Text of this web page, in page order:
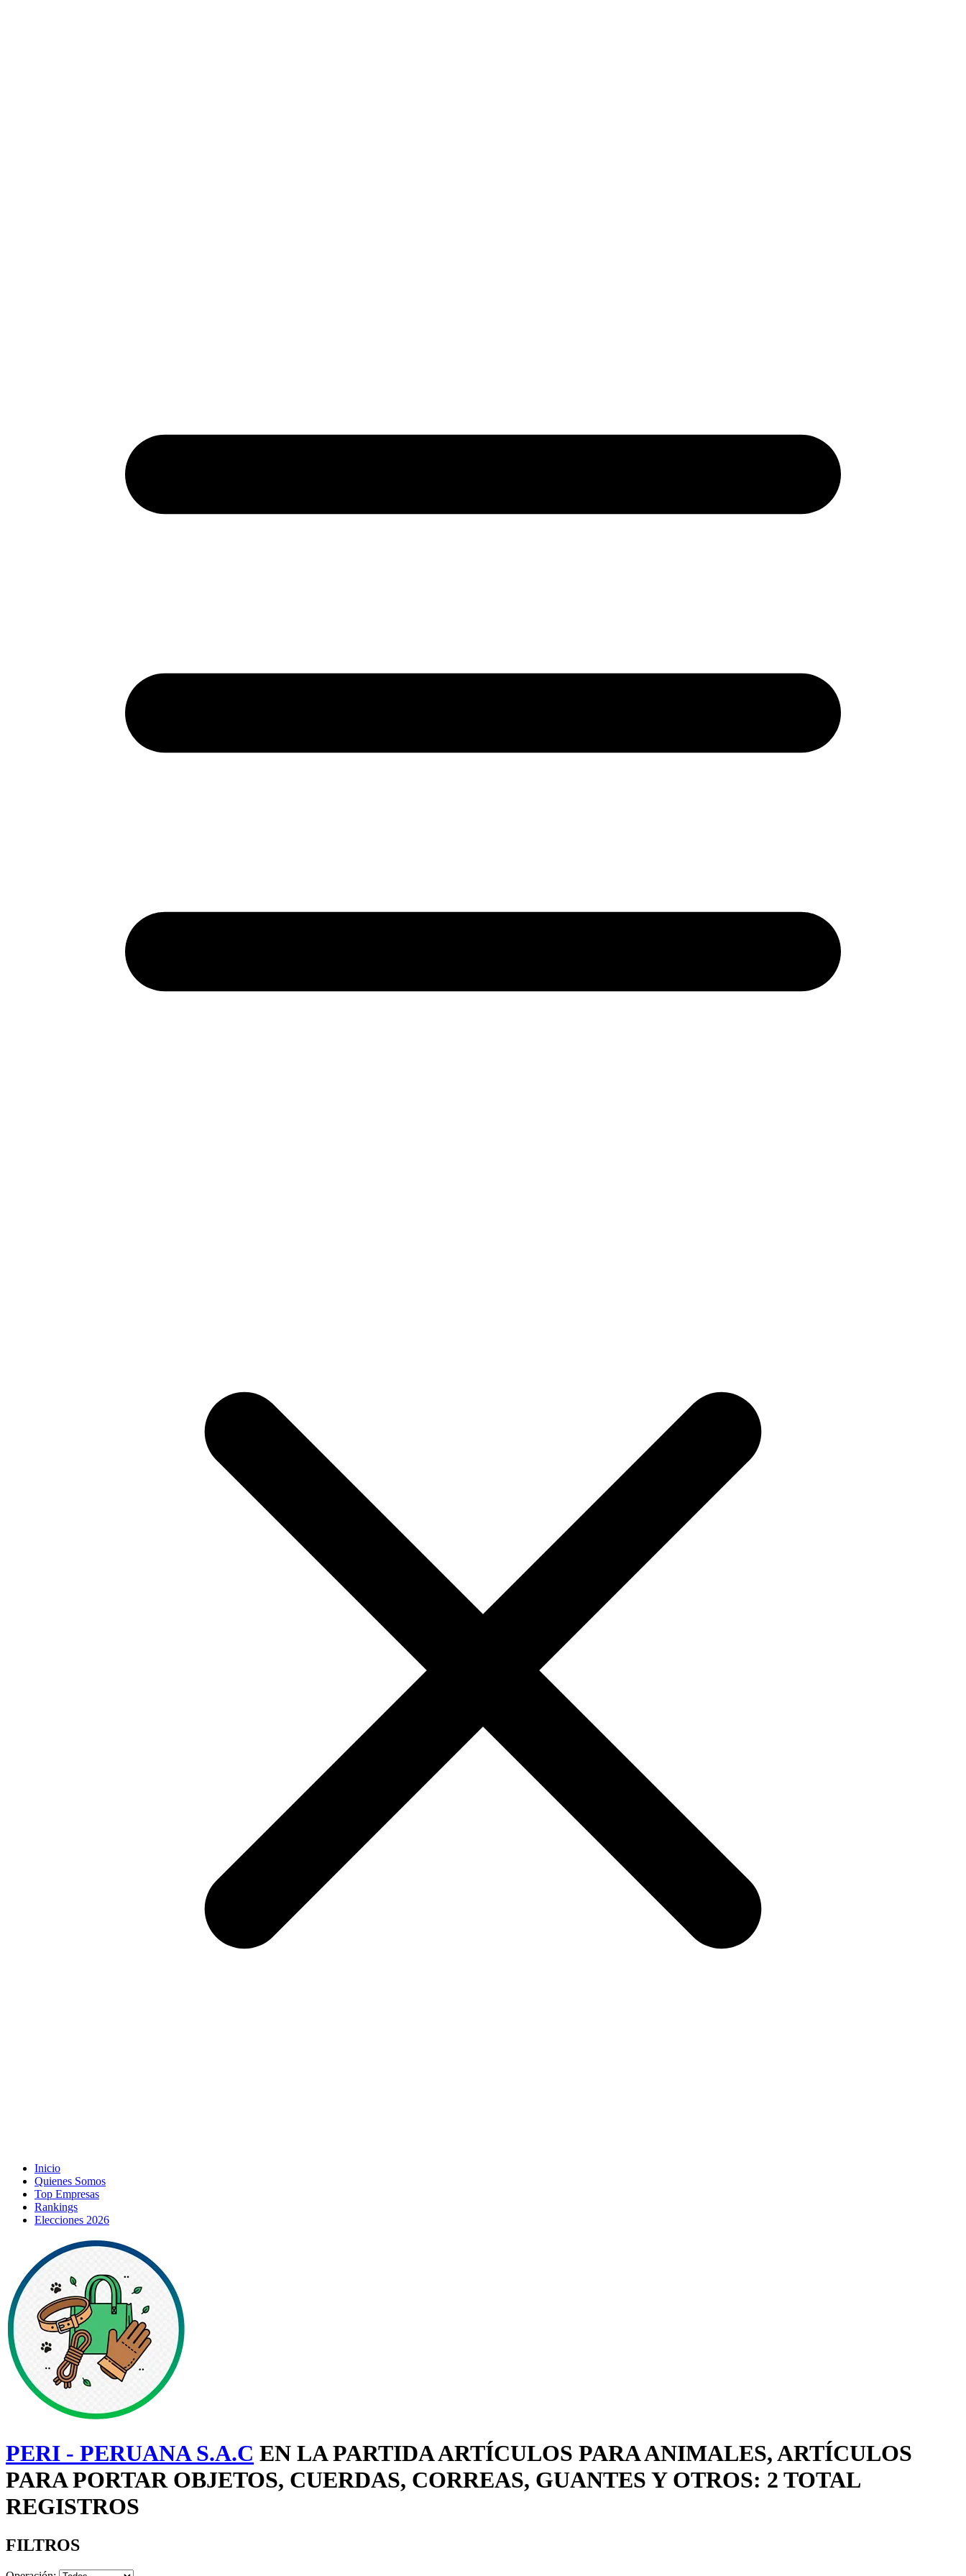
Inicio
Quienes Somos
Top Empresas
Rankings
Elecciones 2026
PERI - PERUANA S.A.C EN LA PARTIDA ARTÍCULOS PARA ANIMALES, ARTÍCULOS
PARA PORTAR OBJETOS, CUERDAS, CORREAS, GUANTES Y OTROS: 2 TOTAL
REGISTROS
FILTROS